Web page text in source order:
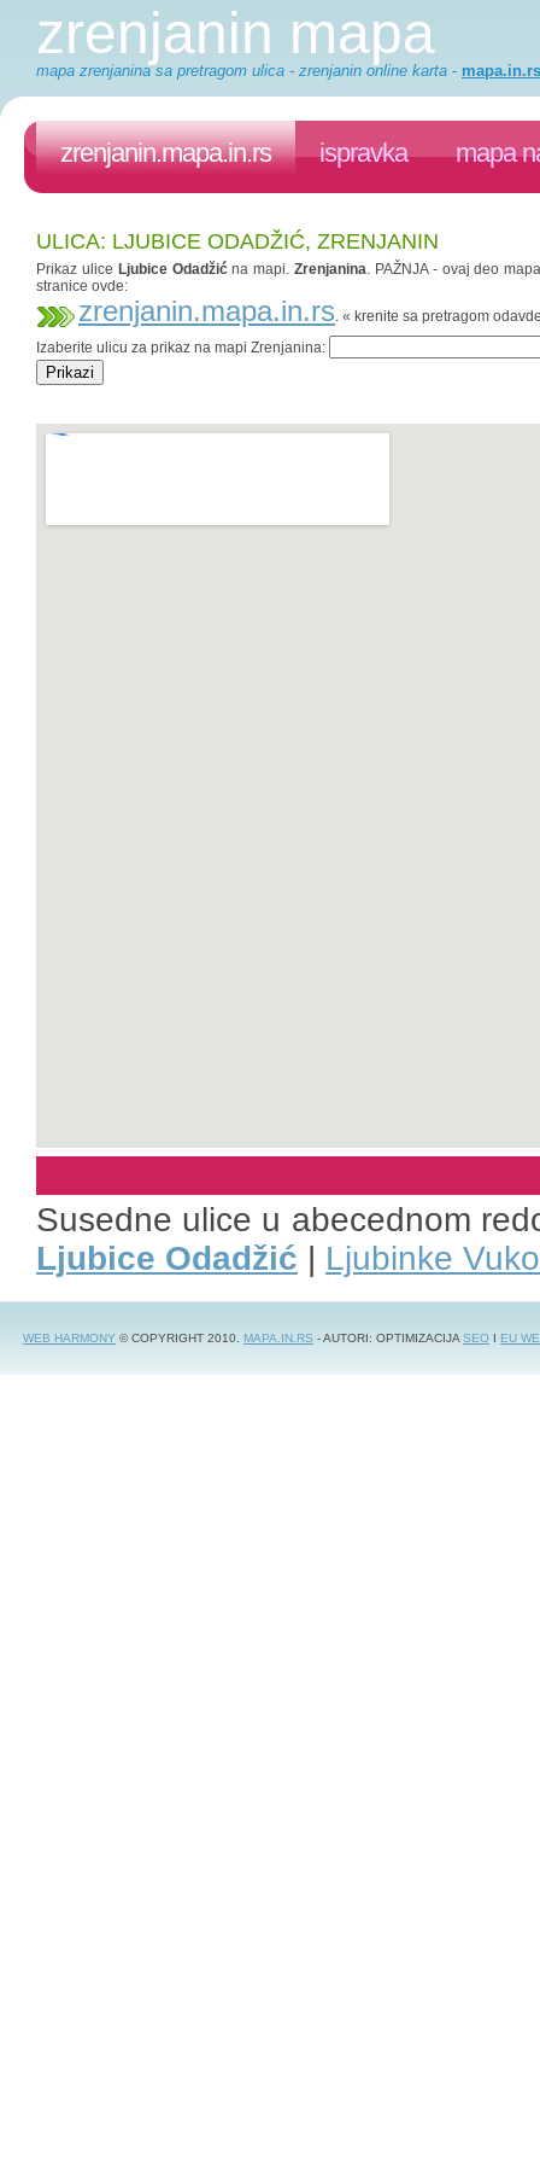
zrenjanin mapa
mapa zrenjanina sa pretragom ulica - zrenjanin online karta - mapa.in.rs
zrenjanin.mapa.in.rs ispravka mapa
ULICA: LJUBICE ODADŽIĆ, ZRENJANIN
Prikaz ulice Ljubice Odadžićna mapi.Zrenjanina. PAŽNJA - ovaj deo
stranice ovde:
zrenjanin.mapa.in.rs. « krenite sa pretragom
Izaberite ulicu za prikaz na mapi Zrenjanina:
Susedne ulice u abecednom
Ljubice Odadžić | Ljubinke
WEB HARMONY © COPYRIGHT 2010. MAPA.IN.RS - AUTORI: OPTIMIZACIJASEO I EU